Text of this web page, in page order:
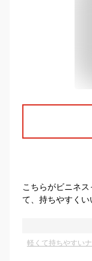
こちらがビニネ
て、持ちやすくい
軽くて持ちやすい